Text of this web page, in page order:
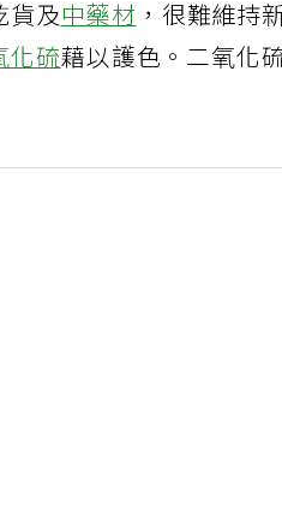
貨及中藥材 ，很難維持
化硫藉以護色。二氧化